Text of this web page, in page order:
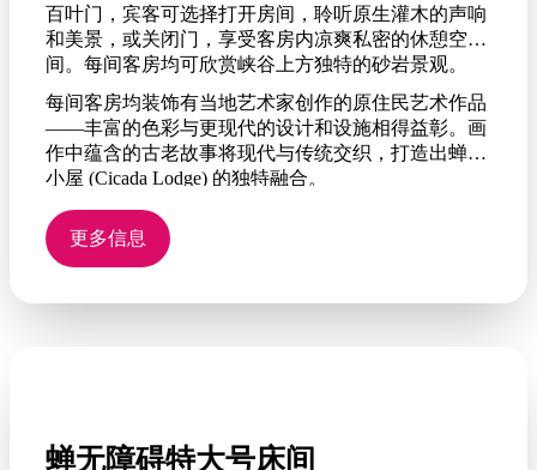
百叶门，宾客可选择打开房间，聆听原生灌木的声响
和美景，或关闭门，享受客房内凉爽私密的休憩空
间。每间客房均可欣赏峡谷上方独特的砂岩景观。
每间客房均装饰有当地艺术家创作的原住民艺术作品
——丰富的色彩与更现代的设计和设施相得益彰。画
作中蕴含的古老故事将现代与传统交织，打造出蝉鸣
小屋 (Cicada Lodge) 的独特融合。
更多信息
蝉无障碍特大号床间